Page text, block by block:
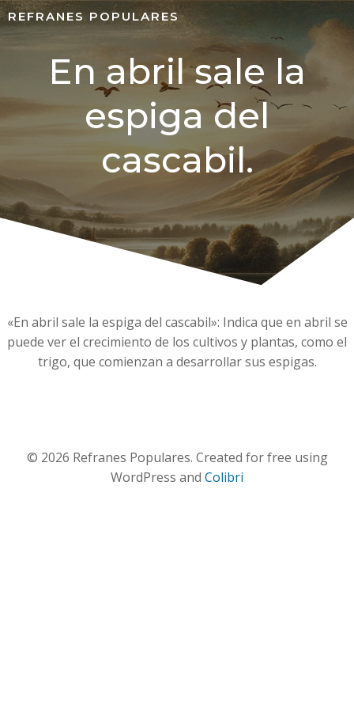
REFRANES POPULARES
En abril sale la
espiga del
cascabil.
«En abril sale la espiga del cascabil»: Indica que en abril se
puede ver el crecimiento de los cultivos y plantas, como el
trigo, que comienzan a desarrollar sus espigas.
© 2026 Refranes Populares. Created for free using
WordPress and Colibri